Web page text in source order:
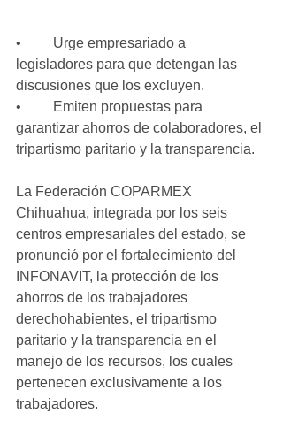
•         Urge empresariado a
legisladores para que detengan las
discusiones que los excluyen.
•         Emiten propuestas para
garantizar ahorros de colaboradores, el
tripartismo paritario y la transparencia.
La Federación COPARMEX
Chihuahua, integrada por los seis
centros empresariales del estado, se
pronunció por el fortalecimiento del
INFONAVIT, la protección de los
ahorros de los trabajadores
derechohabientes, el tripartismo
paritario y la transparencia en el
manejo de los recursos, los cuales
pertenecen exclusivamente a los
trabajadores.